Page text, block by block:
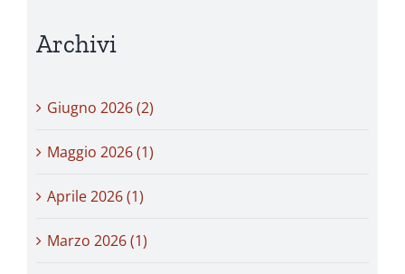
Archivi
Giugno 2026 (2)
Maggio 2026 (1)
Aprile 2026 (1)
Marzo 2026 (1)